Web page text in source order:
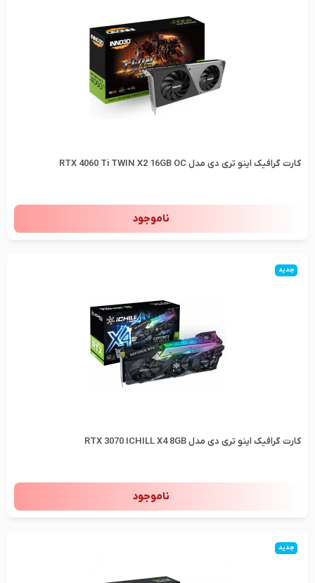
کارت گرافیک اینو تری دی مدل RTX 4060 Ti TWIN X2 16GB OC
ناموجود
جدید
کارت گرافیک اینو تری دی مدل RTX 3070 ICHILL X4 8GB
ناموجود
جدید